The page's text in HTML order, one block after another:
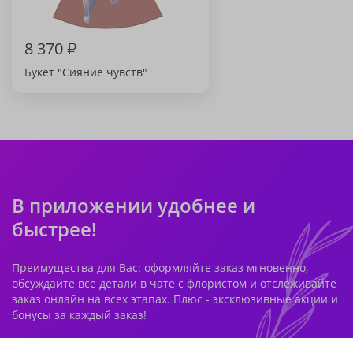
8 370₽
Букет "Сияние чувств"
В приложении удобнее и
быстрее!
Преимущества для Вас: оформляйте заказ мгновенно,
обсуждайте все детали в чате с флористом и отслеживайте
заказ онлайн на всех этапах. Плюс - эксклюзивные акции и
бонусы за каждый заказ!